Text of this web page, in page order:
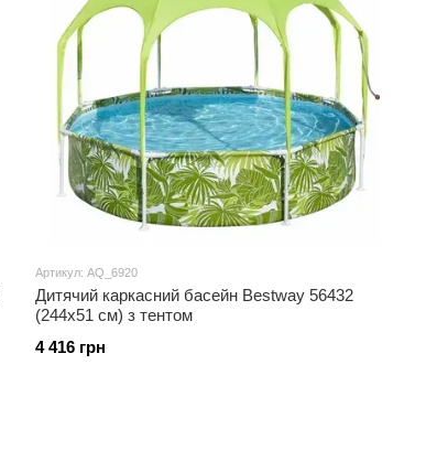
Артикул: AQ_6920
Дитячий каркасний басейн Bestway 56432
(244х51 см) з тентом
4 416 грн